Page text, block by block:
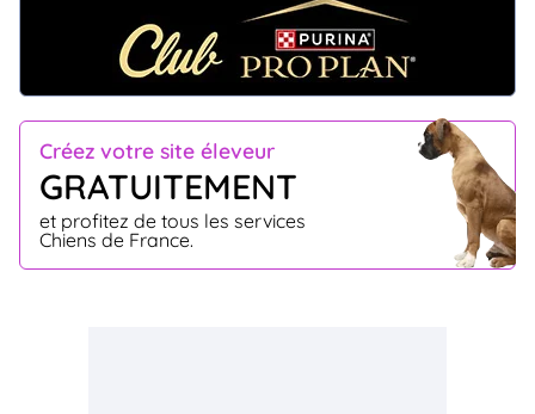
Créez votre site éleveur
GRATUITEMENT
et profitez de tous les services
Chiens de France.